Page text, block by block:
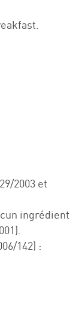
2003 et
ingrédient
142) :